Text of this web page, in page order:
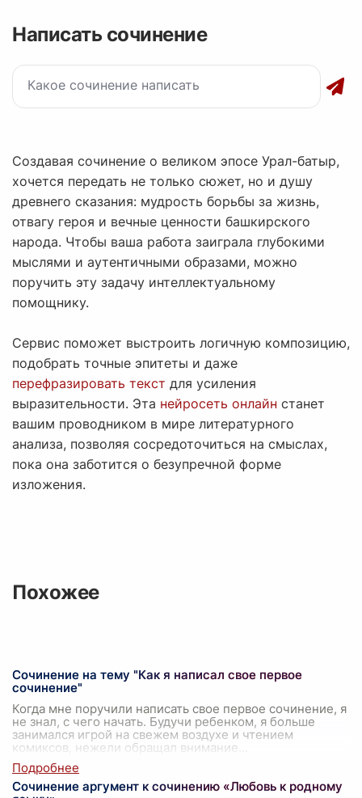
Написать сочинение
Создавая сочинение о великом эпосе Урал-батыр,
хочется передать не только сюжет, но и душу
древнего сказания: мудрость борьбы за жизнь,
отвагу героя и вечные ценности башкирского
народа. Чтобы ваша работа заиграла глубокими
мыслями и аутентичными образами, можно
поручить эту задачу интеллектуальному
помощнику.
Сервис поможет выстроить логичную композицию,
подобрать точные эпитеты и даже
перефразировать текст для усиления
выразительности. Эта нейросеть онлайн станет
вашим проводником в мире литературного
анализа, позволяя сосредоточиться на смыслах,
пока она заботится о безупречной форме
изложения.
Похожее
Сочинение на тему "Как я написал свое первое
сочинение"
Когда мне поручили написать свое первое сочинение, я
не знал, с чего начать. Будучи ребенком, я больше
занимался игрой на свежем воздухе и чтением
комиксов, нежели обращал внимание
Сочинение аргумент к сочинению «Любовь к родному